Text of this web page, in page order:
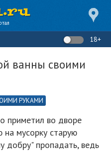
18+
ванны своими
РУКАМИ
приметил во дворе
мусорку старую
добру" пропадать, ведь